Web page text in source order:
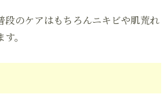
のケアはもちろんニキビや肌荒れ
。